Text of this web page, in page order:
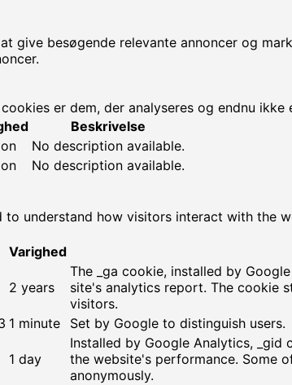
give besøgende relevante annoncer og
er dem, der analyseres og endnu
Beskrivelse
No description available.
No description available.
to understand how visitors interact with the
Varighed
2 years
The _ga cookie, installed by
site's analytics report. The cookie
visitors.
1 minute Set by Google to distinguish users.
1 day
Installed by Google Analytics,
the website's performance. Some
anonymously.